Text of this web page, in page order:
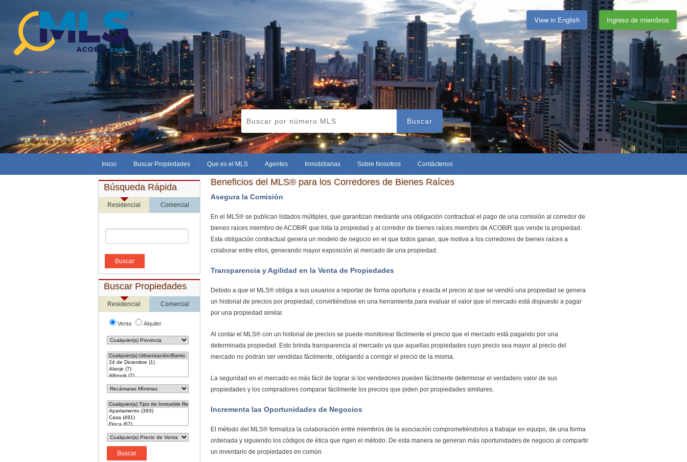
View in English Ingreso de miembros
Buscar
Inicio Buscar Propiedades Que es el MLS Agentes Inmobiliarias Sobre Nosotros Contáctenos
Búsqueda Rápida
Residencial Comercial
Buscar
Buscar Propiedades
Residencial Comercial
Venta Alquiler
Buscar
Beneficios del MLS® para los Corredores de Bienes Raíces
Asegura la Comisión
En el MLS® se publican listados múltiples, que garantizan mediante una obligación contractual el pago de una comisión al corredor de
bienes raíces miembro de ACOBIR que lista la propiedad y al corredor de bienes raíces miembro de ACOBIR que vende la propiedad.
Esta obligación contractual genera un modelo de negocio en el que todos ganan, que motiva a los corredores de bienes raíces a
colaborar entre ellos, generando mayor exposición al mercado de una propiedad.
Transparencia y Agilidad en la Venta de Propiedades
Debido a que el MLS® obliga a sus usuarios a reportar de forma oportuna y exacta el precio al que se vendió una propiedad se genera
un historial de precios por propiedad, convirtiéndose en una herramienta para evaluar el valor que el mercado está dispuesto a pagar
por una propiedad similar.
Al contar el MLS® con un historial de precios se puede monitorear fácilmente el precio que el mercado está pagando por una
determinada propiedad. Esto brinda transparencia al mercado ya que aquellas propiedades cuyo precio sea mayor al precio del
mercado no podrán ser vendidas fácilmente, obligando a corregir el precio de la misma.
La seguridad en el mercado es más fácil de lograr si los vendedores pueden fácilmente determinar el verdadero valor de sus
propiedades y los compradores comparar fácilmente los precios que piden por propiedades similares.
Incrementa las Oportunidades de Negocios
El método del MLS® formaliza la colaboración entre miembros de la asociación comprometiéndolos a trabajar en equipo, de una forma
ordenada y siguiendo los códigos de ética que rigen el método. De esta manera se generan más oportunidades de negocio al compartir
un inventario de propiedades en común.